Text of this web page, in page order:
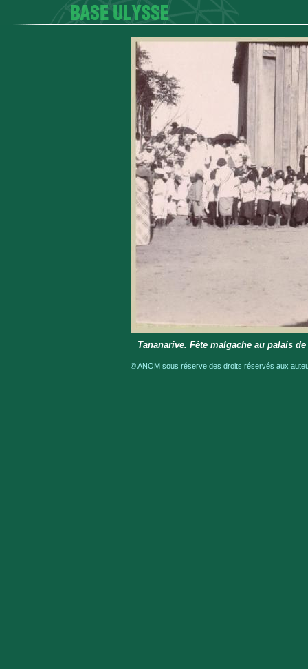
Tananarive. Fête malgache au palais
© ANOM sous réserve des droits réservés aux